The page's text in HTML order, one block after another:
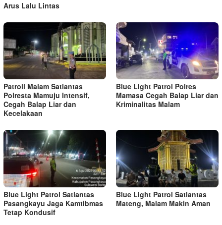
Arus Lalu Lintas
Patroli Malam Satlantas
Polresta Mamuju Intensif,
Cegah Balap Liar dan
Kecelakaan
Blue Light Patrol Polres
Mamasa Cegah Balap Liar dan
Kriminalitas Malam
Blue Light Patrol Satlantas
Pasangkayu Jaga Kamtibmas
Tetap Kondusif
Blue Light Patrol Satlantas
Mateng, Malam Makin Aman